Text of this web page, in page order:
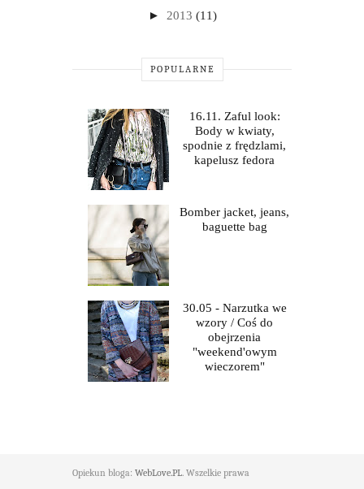
► 2013 (11)
POPULARNE
16.11. Zaful look:
Body w kwiaty,
spodnie z frędzlami,
kapelusz fedora
Bomber jacket, jeans,
baguette bag
30.05 - Narzutka we
wzory / Coś do
obejrzenia
"weekend'owym
wieczorem"
Opiekun bloga: WebLove.PL. Wszelkie prawa